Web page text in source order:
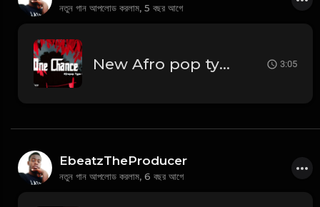
নতুন গান আপলোড করলাম, 5 বছর আগে
New Afro pop type beat"One Chance"Prod:EbeatzJahProducer 3:05
EbeatzTheProducer
নতুন গান আপলোড করলাম, 6 বছর আগে